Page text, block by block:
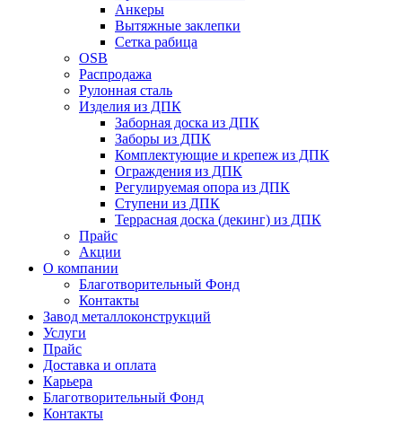
Анкеры
Вытяжные заклепки
Сетка рабица
OSB
Распродажа
Рулонная сталь
Изделия из ДПК
Заборная доска из ДПК
Заборы из ДПК
Комплектующие и крепеж из ДПК
Ограждения из ДПК
Регулируемая опора из ДПК
Ступени из ДПК
Террасная доска (декинг) из ДПК
Прайс
Акции
О компании
Благотворительный Фонд
Контакты
Завод металлоконструкций
Услуги
Прайс
Доставка и оплата
Карьера
Благотворительный Фонд
Контакты